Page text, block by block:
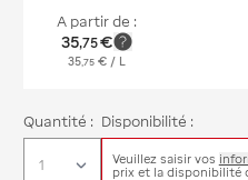
A partir de :
35,75€
35,75 € / L
Quantité : Disponibilité :
Veuillez saisir vos
prix et la disponibilité